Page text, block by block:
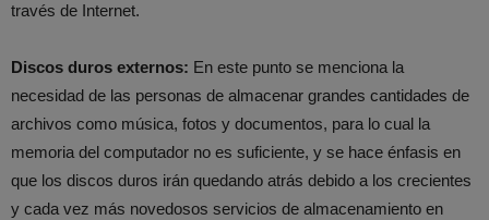
través de Internet.
Discos duros externos: En este punto se menciona la
necesidad de las personas de almacenar grandes cantidades de
archivos como música, fotos y documentos, para lo cual la
memoria del computador no es suficiente, y se hace énfasis en
que los discos duros irán quedando atrás debido a los crecientes
y cada vez más novedosos servicios de almacenamiento en